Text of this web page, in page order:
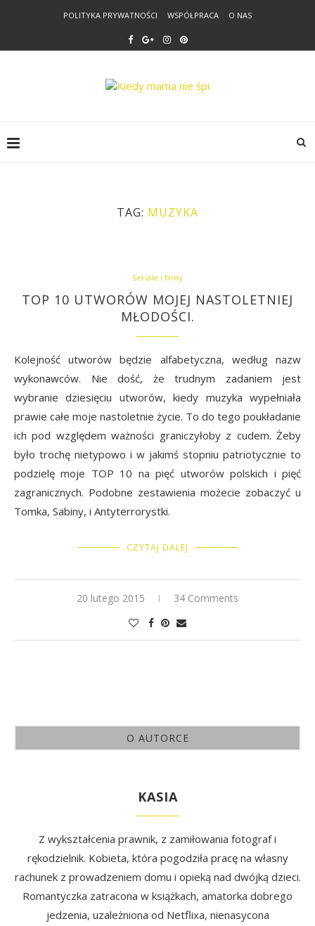
POLITYKA PRYWATNOŚCI WSPÓŁPRACA O NAS
TAG: MUZYKA
Seriale i filmy
TOP 10 UTWORÓW MOJEJ NASTOLETNIEJ
MŁODOŚCI.
Kolejność utworów będzie alfabetyczna, według nazw
wykonawców. Nie dość, że trudnym zadaniem jest
wybranie dziesięciu utworów, kiedy muzyka wypełniała
prawie całe moje nastoletnie życie. To do tego poukładanie
ich pod względem ważności graniczyłoby z cudem. Żeby
było trochę nietypowo i w jakimś stopniu patriotycznie to
podzielę moje TOP 10 na pięć utworów polskich i pięć
zagranicznych. Podobne zestawienia możecie zobaczyć u
Tomka, Sabiny, i Antyterrorystki.
CZYTAJ DALEJ
20 lutego 2015 34 Comments
O AUTORCE
KASIA
Z wykształcenia prawnik, z zamiłowania fotograf i
rękodzielnik. Kobieta, która pogodziła pracę na własny
rachunek z prowadzeniem domu i opieką nad dwójką dzieci.
Romantyczka zatracona w książkach, amatorka dobrego
jedzenia, uzależniona od Netflixa, nienasycona